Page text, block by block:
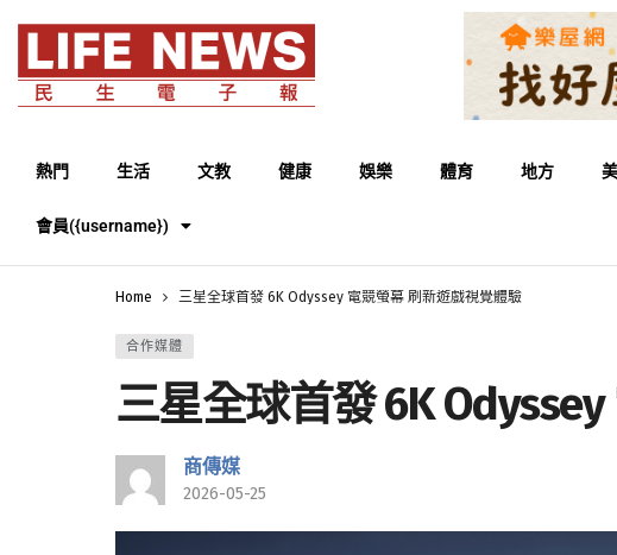
熱門 生活 文教 健康 娛樂 體育 地方
會員({username})
Home 三星全球首發 6K Odyssey 電競螢幕 刷新遊戲視覺體驗
合作媒體
三星全球首發 6K
商傳媒
2026-05-25